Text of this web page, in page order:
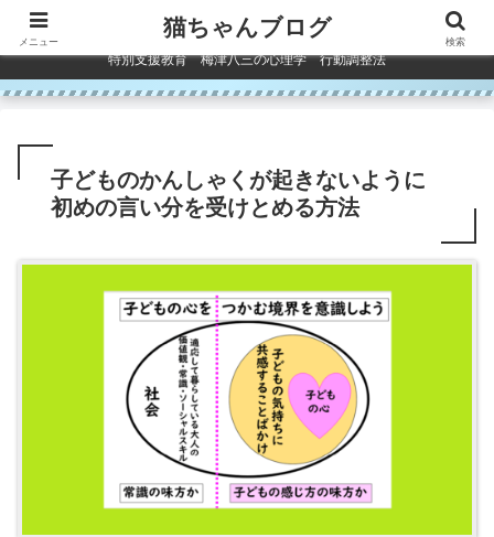
コンテンツへスキップ
特別支援教育 梅津八三の心理学 行動調整法
子どものかんしゃくが起きないように
初めの言い分を受けとめる方法
メニュー
猫ちゃんブログ
検索